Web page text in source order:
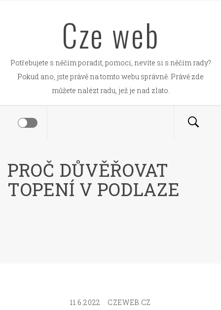
Cze web
Potřebujete s něčím poradit, pomoci, nevíte si s něčím rady?
Pokud ano, jste právě na tomto webu správně. Právě zde
můžete nalézt radu, jež je nad zlato.
PROČ DŮVĚŘOVAT
TOPENÍ V PODLAZE
11.6.2022 CZEWEB.CZ